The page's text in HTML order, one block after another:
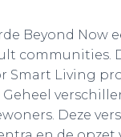
Beyond Now
communities.
Smart Living
Geheel
Deze